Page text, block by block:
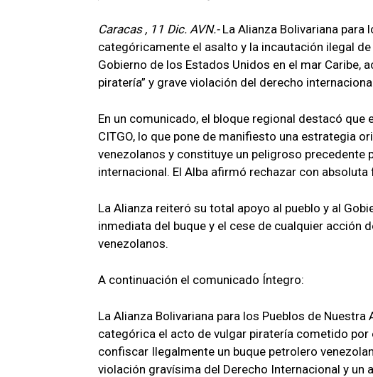
Caracas , 11 Dic. AVN.- La Alianza Bolivariana para
categóricamente el asalto y la incautación ilegal
Gobierno de los Estados Unidos en el mar Caribe,
piratería” y grave violación del derecho
En un comunicado, el bloque regional destacó
CITGO, lo que pone de manifiesto una estrategia
venezolanos y constituye un peligroso precedente
internacional. El Alba afirmó rechazar con
La Alianza reiteró su total apoyo al pueblo y al
inmediata del buque y el cese de cualquier acción
venezolanos.
A continuación el comunicado Íntegro:
La Alianza Bolivariana para los Pueblos de
categórica el acto de vulgar piratería cometido
confiscar Ilegalmente un buque petrolero
violación gravísima del Derecho Internacional y un